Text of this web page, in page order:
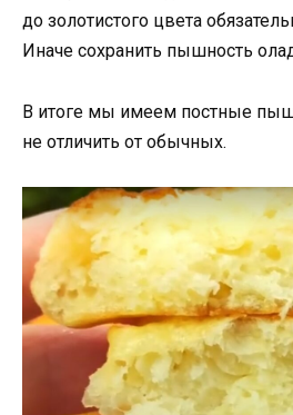
до золотистого цвета
Иначе сохранить пышность
В итоге мы имеем постные
не отличить от обычных.